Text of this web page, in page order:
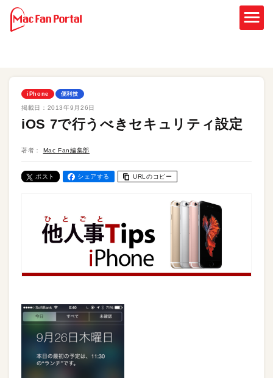
iPhone 便利技
掲載日： 2013年9月26日
iOS 7で行うべきセキュリティ設定
著者： Mac Fan編集部
ポスト シェアする URLのコピー